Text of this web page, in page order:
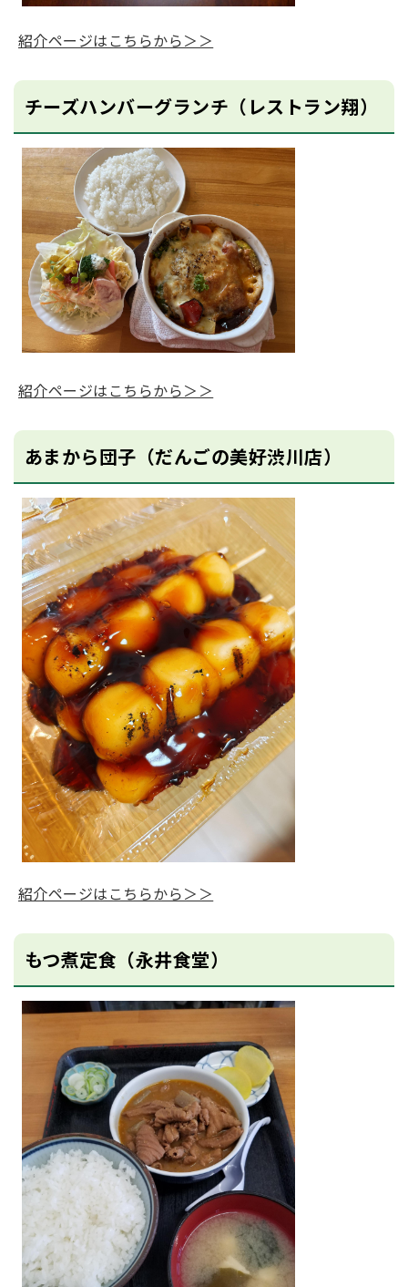
紹介ページはこちらから＞＞
チーズハンバーグランチ（レストラン翔）
紹介ページはこちらから＞＞
あまから団子（だんごの美好渋川店）
紹介ページはこちらから＞＞
もつ煮定食（永井食堂）